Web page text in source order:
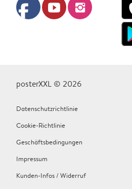
facebook youtube instagram
posterXXL © 2026
Datenschutzrichtlinie
Cookie-Richtlinie
Geschäftsbedingungen
Impressum
Kunden-Infos / Widerruf